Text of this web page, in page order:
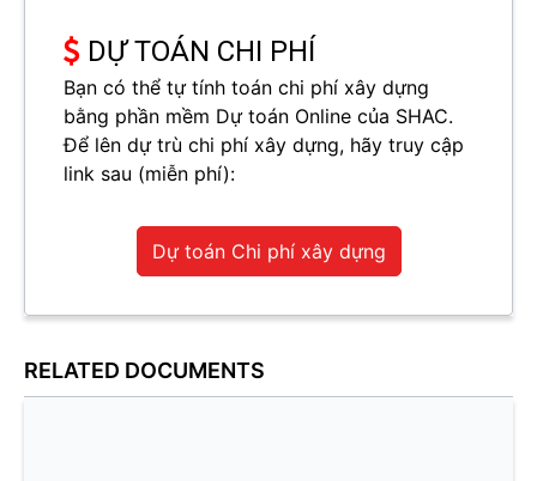
DỰ TOÁN CHI PHÍ
Bạn có thể tự tính toán chi phí xây dựng
bằng phần mềm Dự toán Online của SHAC.
Để lên dự trù chi phí xây dựng, hãy truy cập
link sau (miễn phí):
Dự toán Chi phí xây dựng
RELATED DOCUMENTS